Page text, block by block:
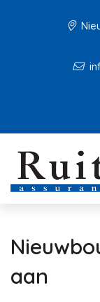
aan